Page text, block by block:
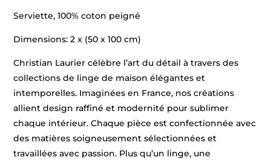
Serviette, 100% coton peigné
Dimensions: 2 x (50 x 100 cm)
Christian Laurier célèbre l’art du détail à travers des
collections de linge de maison élégantes et
intemporelles. Imaginées en France, nos créations
allient design raffiné et modernité pour sublimer
chaque intérieur. Chaque pièce est confectionnée avec
des matières soigneusement sélectionnées et
travaillées avec passion. Plus qu’un linge, une